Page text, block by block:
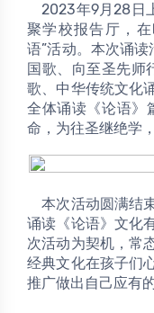
	2023年9月28日上午，息县第十二小学700名师生齐
聚学校报告厅，
语”活动。本次诵
国歌、向至圣先师
歌、中华传统文化
全体诵读《论语》
命，为往圣继绝学
	本次活动圆满结束，全体师生在诵读活动结束后，对
诵读《论语》文化
次活动为契机，常
经典文化在孩子们
推广做出自己应有的